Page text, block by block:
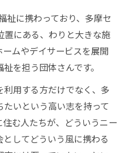
祉に携わっており、多摩セ
置にある、わりと大きな施
ムやデイサービスを展開
を担う団体さんです。
用する方だけでなく、多
いという高い志を持って
む人たちが、どういうニー
してどういう風に携わる